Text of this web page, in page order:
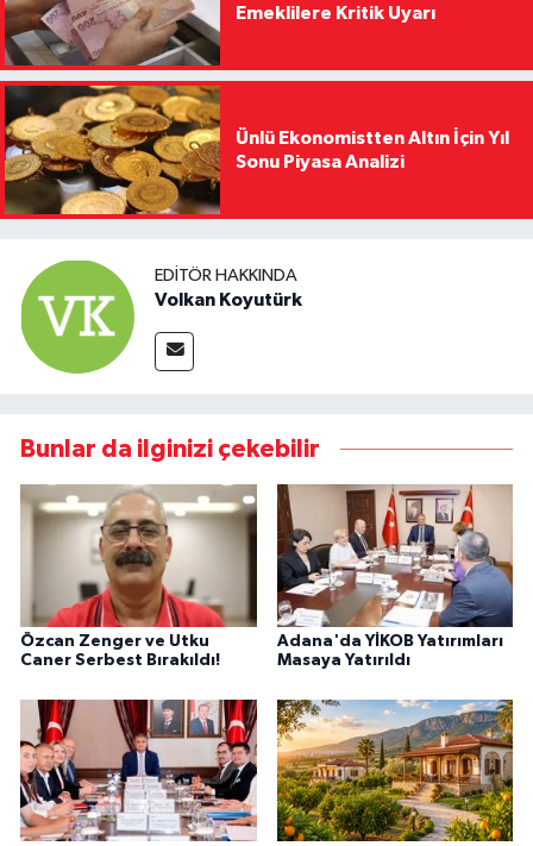
Emeklilere Kritik Uyarı
Ünlü Ekonomistten Altın İçin Yıl
Sonu Piyasa Analizi
EDITÖR HAKKINDA
Volkan Koyutürk
Bunlar da ilginizi çekebilir
Özcan Zenger ve Utku
Caner Serbest Bırakıldı!
Adana'da YİKOB Yatırımları
Masaya Yatırıldı